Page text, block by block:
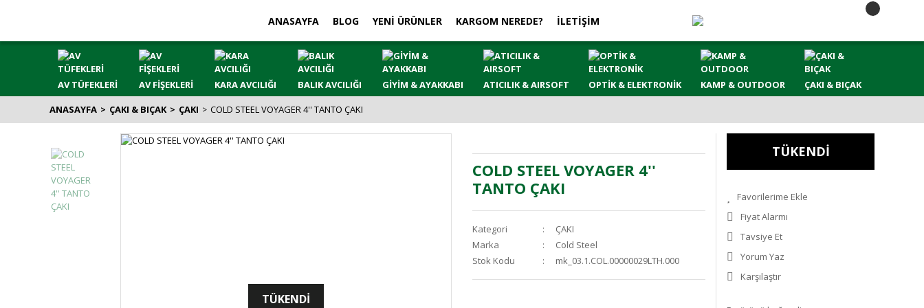
ANASAYFA BLOG YENİ ÜRÜNLER KARGOM NEREDE? İLETİŞİM
AV TÜFEKLERİ AV FİŞEKLERİ KARA AVCILIĞI BALIK AVCILIĞI GİYİM & AYAKKABI ATICILIK & AIRSOFT OPTİK & ELEKTRONİK KAMP & OUTDOOR
ÇAKI & BIÇAK
ANASAYFA
ÇAKI & BIÇAK ÇAKI COLD STEEL VOYAGER 4'' TANTO ÇAKI
TÜKENDİ
COLD STEEL VOYAGER 4''
TANTO ÇAKI
Kategori
ÇAKI
Marka
Cold Steel
Stok Kodu
mk_03.1.COL.00000029LTH.000
TÜKENDİ
Fiyat Alarmı
Tavsiye Et
Yorum Yaz
Karşılaştır